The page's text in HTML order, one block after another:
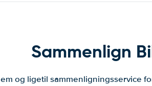
Sammenlign
og ligetil sammenligningsservice